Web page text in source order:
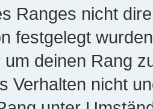
Ranges nicht
festgelegt
um deinen Rang
Verhalten nicht